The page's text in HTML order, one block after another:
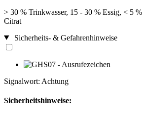
> 30 % Trinkwasser, 15 - 30 % Essig, < 5
Citrat
Sicherheits- & Gefahrenhinweise
Signalwort: Achtung
Sicherheitshinweise: